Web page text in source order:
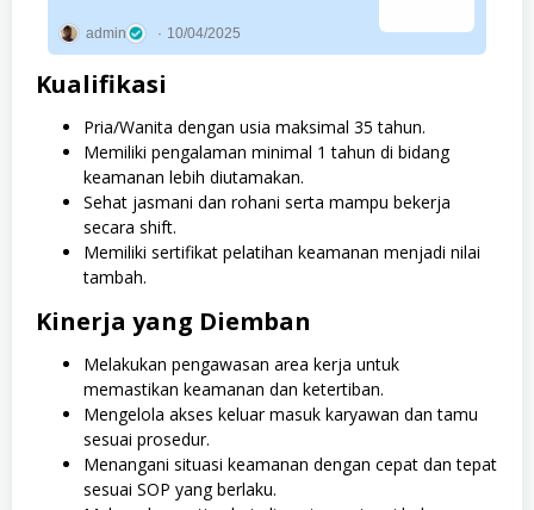
admin 10/04/2025
Kualifikasi
Pria/Wanita dengan usia maksimal 35 tahun.
Memiliki pengalaman minimal 1 tahun di bidang
keamanan lebih diutamakan.
Sehat jasmani dan rohani serta mampu bekerja
secara shift.
Memiliki sertifikat pelatihan keamanan menjadi nilai
tambah.
Kinerja yang Diemban
Melakukan pengawasan area kerja untuk
memastikan keamanan dan ketertiban.
Mengelola akses keluar masuk karyawan dan tamu
sesuai prosedur.
Menangani situasi keamanan dengan cepat dan tepat
sesuai SOP yang berlaku.